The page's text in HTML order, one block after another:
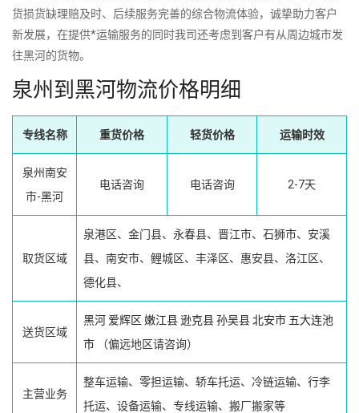
货损货缺理赔及时、后续服务完善的综合物流体验，诚挚助力客户
新发展，在提供*运输服务的同时我司还考虑到客户有从周边城市发
往黑河的货物。
泉州到黑河物流价格明细
专线名称 重货价格 轻货价格 运输时效
泉州南安
市-黑河
电话咨询 电话咨询 2-7天
取货区域
泉港区、金门县、永春县、晋江市、石狮市、安溪
县、南安市、鲤城区、丰泽区、惠安县、洛江区、
德化县、
送货区域
黑河 爱辉区 嫩江县逊克县孙吴县北安市 五大连池
市 （偏远地区请咨询）
主营业务
整车运输、零担运输、轿车托运、冷链运输、行李
托运、设备运输、专线运输、搬厂搬家等